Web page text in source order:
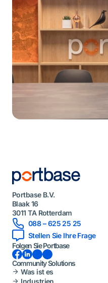
Portbase B.V.
Blaak 16
3011 TA Rotterdam
088 – 625 25 25
Stellen Sie Ihre Frage
Folgen Sie Portbase
Facebook LinkedInInstagramYouTube
Community Solutions
Was ist es
Industrien